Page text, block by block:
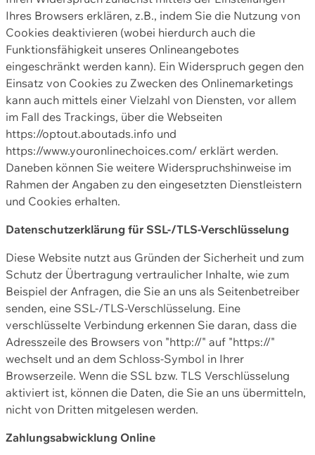
Ihres Browsers erklären, z.B., indem Sie die Nutzung von
Cookies deaktivieren (wobei hierdurch auch die
Funktionsfähigkeit unseres Onlineangebotes
eingeschränkt werden kann). Ein Widerspruch gegen den
Einsatz von Cookies zu Zwecken des Onlinemarketings
kann auch mittels einer Vielzahl von Diensten, vor allem
im Fall des Trackings, über die Webseiten
https://optout.aboutads.info und
https://www.youronlinechoices.com/ erklärt werden.
Daneben können Sie weitere Widerspruchshinweise im
Rahmen der Angaben zu den eingesetzten Dienstleistern
und Cookies erhalten.
Datenschutzerklärung für SSL-/TLS-Verschlüsselung
Diese Website nutzt aus Gründen der Sicherheit und zum
Schutz der Übertragung vertraulicher Inhalte, wie zum
Beispiel der Anfragen, die Sie an uns als Seitenbetreiber
senden, eine SSL-/TLS-Verschlüsselung. Eine
verschlüsselte Verbindung erkennen Sie daran, dass die
Adresszeile des Browsers von "http://" auf "https://"
wechselt und an dem Schloss-Symbol in Ihrer
Browserzeile. Wenn die SSL bzw. TLS Verschlüsselung
aktiviert ist, können die Daten, die Sie an uns übermitteln,
nicht von Dritten mitgelesen werden.
Zahlungsabwicklung Online